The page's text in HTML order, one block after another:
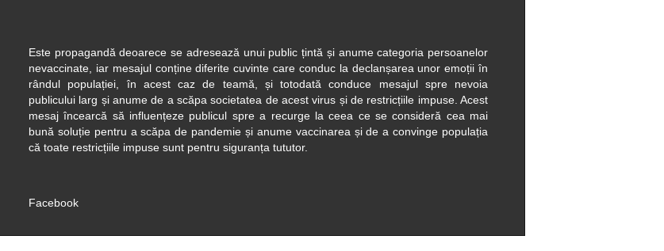
Este propagandă deoarece se adresează unui public țintă și anume categoria persoanelor
nevaccinate, iar mesajul conține diferite cuvinte care conduc la declanșarea unor emoții în
rândul populației, în acest caz de teamă, și totodată conduce mesajul spre nevoia
publicului larg și anume de a scăpa societatea de acest virus și de restricțiile impuse. Acest
mesaj încearcă să influențeze publicul spre a recurge la ceea ce se consideră cea mai
bună soluție pentru a scăpa de pandemie și anume vaccinarea și de a convinge populația
că toate restricțiile impuse sunt pentru siguranța tututor.
Facebook